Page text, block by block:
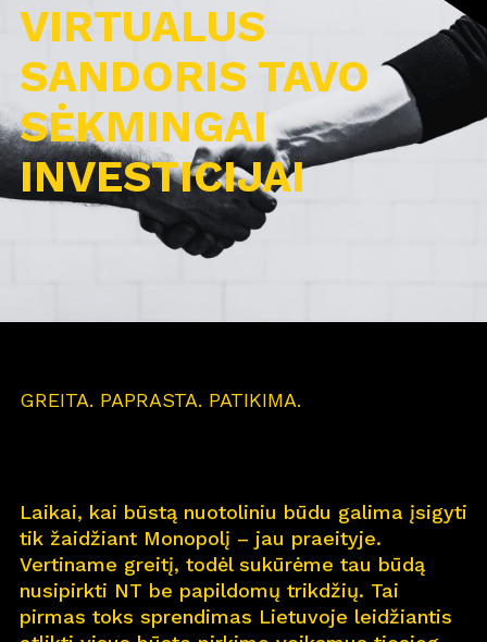
VIRTUALUS
SANDORIS TAVO
SĖKMINGAI
INVESTICIJAI
GREITA. PAPRASTA. PATIKIMA.
Laikai, kai būstą nuotoliniu būdu galima įsigyti
tik žaidžiant Monopolį – jau praeityje.
Vertiname greitį, todėl sukūrėme tau būdą
nusipirkti NT be papildomų trikdžių. Tai
pirmas toks sprendimas Lietuvoje leidžiantis